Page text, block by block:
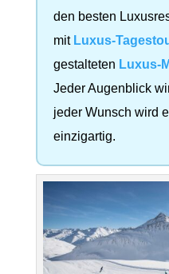
den besten
mit Luxus-
gestalteten Luxus-
Jeder Augenblick
jeder Wunsch wird
einzigartig.